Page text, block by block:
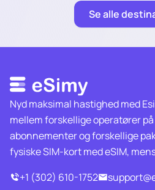
Se alle
Nyd maksimal hastighed med
mellem forskellige operatører
abonnementer og forskellige
fysiske SIM-kort med eSIM,
+1 (302) 610-1752